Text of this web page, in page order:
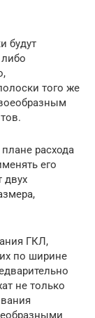
будут
того же
расхода
его
двух
ГКЛ,
по ширине
не только